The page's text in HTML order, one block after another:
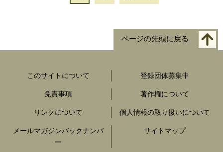
ページの先頭に戻る
このサイトについて 登録団体募集中
免責事項 著作権について
リンクについて 個人情報の取り扱いについて
メールマガジンバックナンバ
ー
サイトマップ